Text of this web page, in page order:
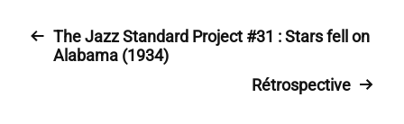
The Jazz Standard Project #31 : Stars fell on
Alabama (1934)
Rétrospective